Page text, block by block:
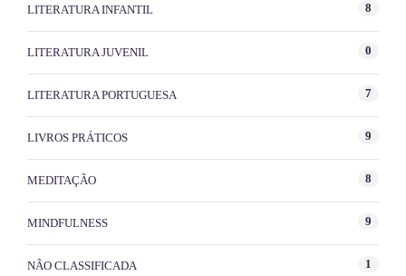
LITERATURA INFANTIL 8
LITERATURA JUVENIL 0
LITERATURA PORTUGUESA 7
LIVROS PRÁTICOS 9
MEDITAÇÃO 8
MINDFULNESS 9
NÃO CLASSIFICADA 1